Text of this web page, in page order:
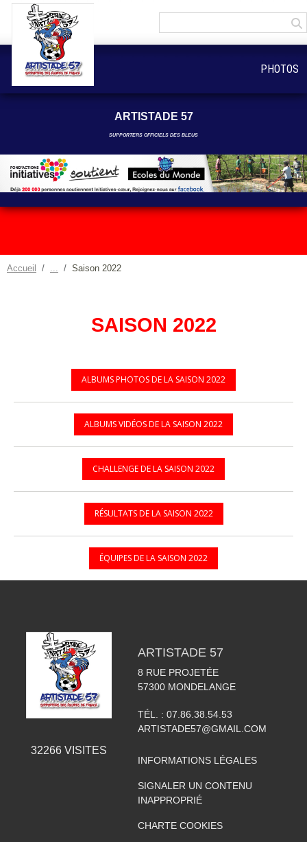
ARTISTADE 57
SUPPORTERS OFFICIELS DES BLEUS
Accueil Saison 2022
SAISON 2022
ALBUMS PHOTOS DE LA SAISON 2022
ALBUMS VIDÉOS DE LA SAISON 2022
CHALLENGE DE LA SAISON 2022
RÉSULTATS DE LA SAISON 2022
ÉQUIPES DE LA SAISON 2022
PHOTOS
32266VISITES
ARTISTADE 57
8 RUE PROJETÉE
57300 MONDELANGE
TÉL. : 07.86.38.54.53
ARTISTADE57@GMAIL.COM
INFORMATIONS LÉGALES
SIGNALER UN CONTENU
INAPPROPRIÉ
CHARTE COOKIES
Panneau de gestion des cookies